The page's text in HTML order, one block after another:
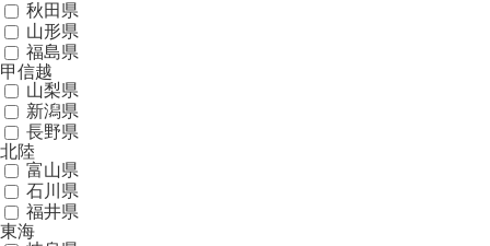
秋田県
山形県
福島県
甲信越
山梨県
新潟県
長野県
北陸
富山県
石川県
福井県
東海